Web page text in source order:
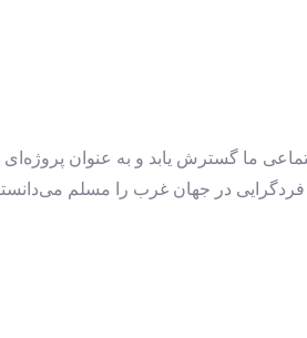
ما گسترش یابد و به عنوان
در جهان غرب را مسلم